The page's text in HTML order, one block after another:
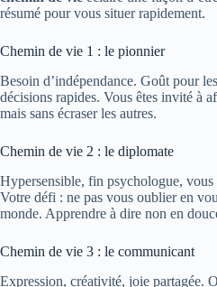
résumé pour vous situer rapidement.
Chemin de vie 1 : le pionnier
Besoin d’indépendance. Goût pour
décisions rapides. Vous êtes invité à
mais sans écraser les autres.
Chemin de vie 2 : le diplomate
Hypersensible, fin psychologue, vous
Votre défi : ne pas vous oublier en
monde. Apprendre à dire non en
Chemin de vie 3 : le communicant
Expression, créativité, joie partagée.